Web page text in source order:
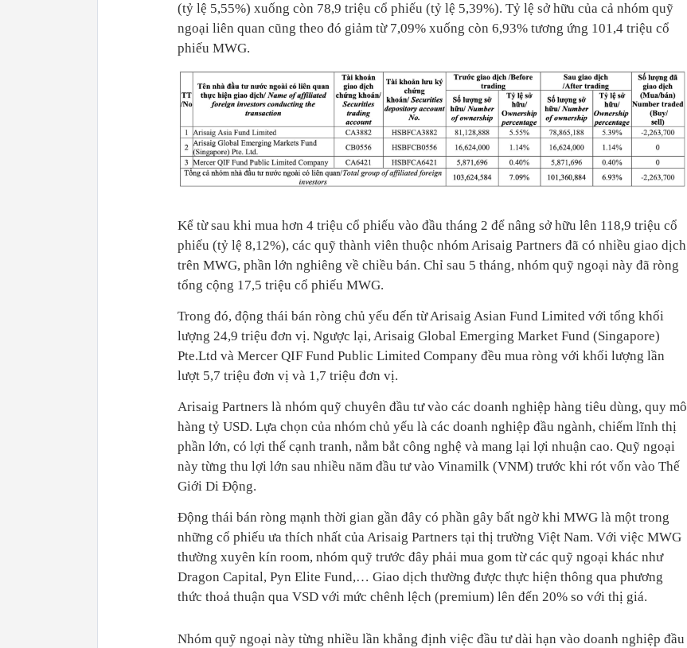
(tỷ lệ 5,55%) xuống còn 78,9 triệu cổ phiếu (tỷ lệ 5,39%). Tỷ lệ sở hữu của cả nhóm quỹ
ngoại liên quan cũng theo đó giảm từ 7,09% xuống còn 6,93% tương ứng 101,4 triệu cổ
phiếu MWG.
Kể từ sau khi mua hơn 4 triệu cổ phiếu vào đầu tháng 2 để nâng sở hữu lên 118,9 triệu cổ
phiếu (tỷ lệ 8,12%), các quỹ thành viên thuộc nhóm Arisaig Partners đã có nhiều giao dịch
trên MWG, phần lớn nghiêng về chiều bán. Chỉ sau 5 tháng, nhóm quỹ ngoại này đã ròng
tổng cộng 17,5 triệu cổ phiếu MWG.
Trong đó, động thái bán ròng chủ yếu đến từ Arisaig Asian Fund Limited với tổng khối
lượng 24,9 triệu đơn vị. Ngược lại, Arisaig Global Emerging Market Fund (Singapore)
Pte.Ltd và Mercer QIF Fund Public Limited Company đều mua ròng với khối lượng lần
lượt 5,7 triệu đơn vị và 1,7 triệu đơn vị.
Arisaig Partners là nhóm quỹ chuyên đầu tư vào các doanh nghiệp hàng tiêu dùng, quy mô
hàng tỷ USD. Lựa chọn của nhóm chủ yếu là các doanh nghiệp đầu ngành, chiếm lĩnh thị
phần lớn, có lợi thế cạnh tranh, nắm bắt công nghệ và mang lại lợi nhuận cao. Quỹ ngoại
này từng thu lợi lớn sau nhiều năm đầu tư vào Vinamilk (VNM) trước khi rót vốn vào Thế
Giới Di Động.
Động thái bán ròng mạnh thời gian gần đây có phần gây bất ngờ khi MWG là một trong
những cổ phiếu ưa thích nhất của Arisaig Partners tại thị trường Việt Nam. Với việc MWG
thường xuyên kín room, nhóm quỹ trước đây phải mua gom từ các quỹ ngoại khác như
Dragon Capital, Pyn Elite Fund,… Giao dịch thường được thực hiện thông qua phương
thức thoả thuận qua VSD với mức chênh lệch (premium) lên đến 20% so với thị giá.
Nhóm quỹ ngoại này từng nhiều lần khẳng định việc đầu tư dài hạn vào doanh nghiệp đầu